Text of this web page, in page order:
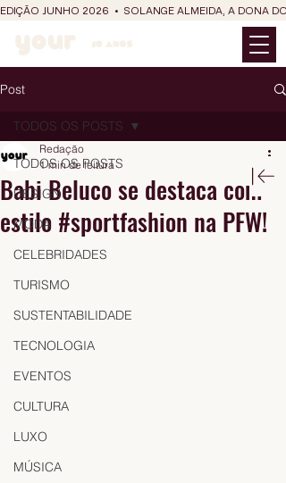
EDIÇÃO JUNHO 2026  •  SOLANGE ALMEIDA, A DONA
Post
TODOS OS POSTS
DESIGN
MODA
CELEBRIDADES
TURISMO
SUSTENTABILIDADE
TECNOLOGIA
EVENTOS
CULTURA
LUXO
MÚSICA
TODOS OS POSTS
Babi Beluco se destaca com
estilo #sportfashion na PFW!
Redação
1 min de leitura